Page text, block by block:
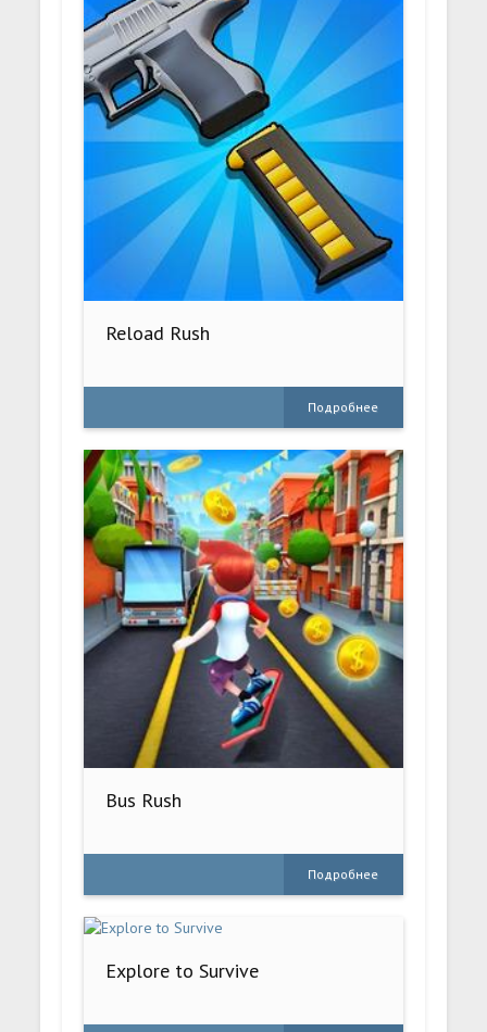
Reload Rush
Подробнее
Bus Rush
Подробнее
Explore to Survive